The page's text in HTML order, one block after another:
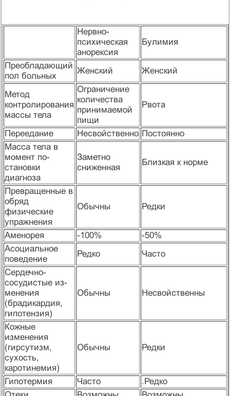
Нервно-
психическая
анорексия
Булимия
Преобладающий
пол больных
Женский Женский
Метод
контролирования
массы тела
Ограничение
количества
принимаемой
пищи
Рвота
Переедание Несвойственно Постоянно
Масса тела в
момент по­
становки
диагноза
Заметно
сниженная
Близкая к норме
Превращенные в
обряд
физические
упражнения
Обычны Редки
Аменорея -100%
-50%
Асоциальное
поведение
Редко
Часто
Сердечно-
сосудистые из­
менения
(брадикардия,
гипотензия)
Обычны Несвойственны
Кожные
изменения
(гирсутизм,
сухость,
каротинемия)
Обычны Редки
Гипотермия Часто
.Редко